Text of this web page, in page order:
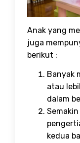
Anak yang
juga
berikut :
Banyak
atau
dalam
kedua